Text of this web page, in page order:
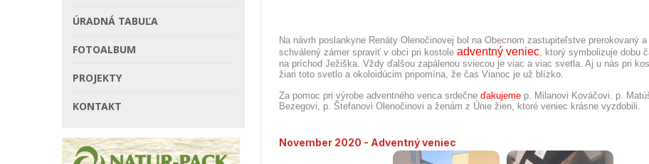
ÚRADNÁ TABUĽA
FOTOALBUM
PROJEKTY
KONTAKT
Na návrh poslankyne Renáty Olenočinovej bol na Obecnom zastupiteľstve prerokovaný a
schválený zámer spraviť v obci pri kostole adventný veniec, ktorý symbolizuje dobu
na príchod Ježiška. Vždy ďalšou zapálenou sviecou je viac a viac svetla. Aj u nás pri
žiari toto svetlo a okoloidúcim pripomína, že čas Vianoc je už blízko.
Za pomoc pri výrobe adventného venca srdečne ďakujeme p. Milanovi Kováčovi. p.
Bezegovi, p. Štefanovi Olenočinovi a ženám z Únie žien, ktoré veniec krásne vyzdobili.
November 2020 - Adventný veniec